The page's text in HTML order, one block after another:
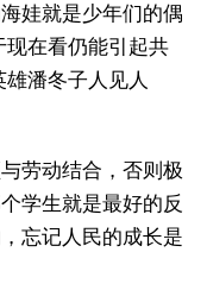
娃就是少年们的偶
在看仍能引起共
潘冬子人见人
劳动结合，否则极
学生就是最好的反
忘记人民的成长是